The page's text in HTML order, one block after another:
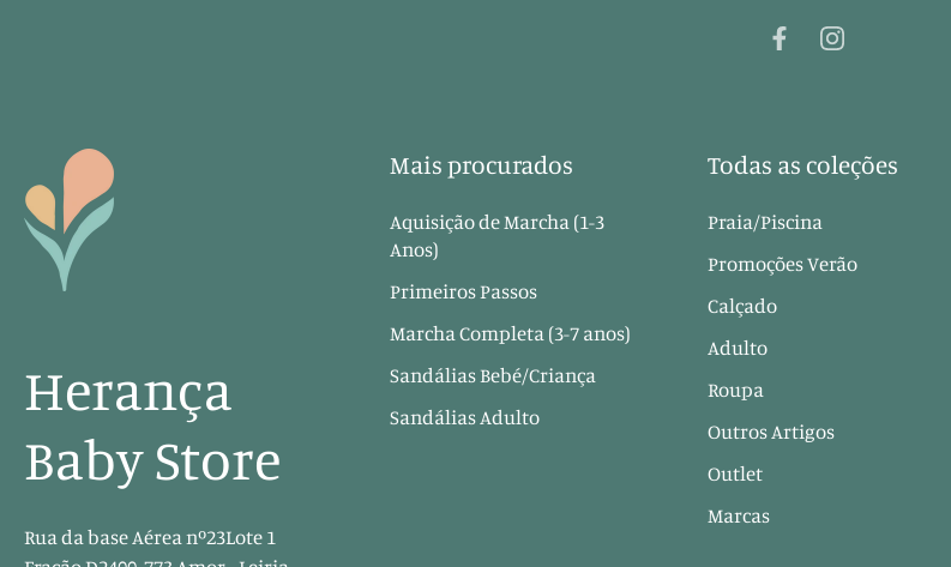
Herança
Baby Store
Rua da base Aérea nº23Lote 1
Mais procurados
Aquisição de Marcha (1-3
Anos)
Primeiros Passos
Marcha Completa (3-7 anos)
Sandálias Bebé/Criança
Sandálias Adulto
Todas as coleções
Praia/Piscina
Promoções Verão
Calçado
Adulto
Roupa
Outros Artigos
Outlet
Marcas